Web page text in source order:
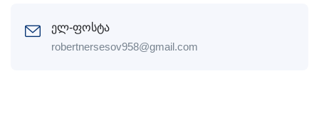
ელ-ფოსტა
robertnersesov958@gmail.com